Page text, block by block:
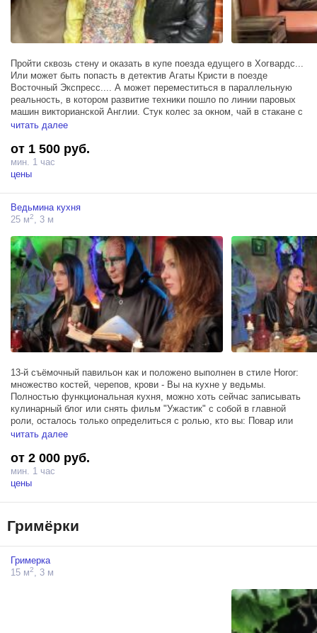
Пройти сквозь стену и оказать в купе поезда едущего в Хогвардс...
Или может быть попасть в детектив Агаты Кристи в поезде
Восточный Экспресс.... А может переместиться в параллельную
реальность, в котором развитие техники пошло по линии паровых
машин викторианской Англии. Стук колес за окном, чай в стакане с
подстаканником, магическое, фантастическое, мистическое или
следующая станция....
Площадь около 7 кв метра.
Окно - широкоформатный экран смарт ТВ
Полки с чемоданами
Сова Букля в клетке
вывеска Хогвардс Экспресс
читать далее
от 1 500 руб.
мин. 1 час
цены
Ведьмина кухня
25 м2 , 3 м
13-й съёмочный павильон как и положено выполнен в стиле Horor:
множество костей, черепов, крови - Вы на кухне у ведьмы.
Полностью функциональная кухня, можно хоть сейчас записывать
кулинарный блог или снять фильм "Ужастик" с собой в главной
роли, осталось только определиться с ролью, кто вы: Повар или
Ингредиент блюда.
Площадь около 25 кв метра.
Деревянные столы и столешницы, выполненные из слэбов
стойка с метлами
ростовые фигуры приведений, огромное количество черепов,
читать далее
от 2 000 руб.
мин. 1 час
цены
Гримёрки
Гримерка
15 м2, 3 м